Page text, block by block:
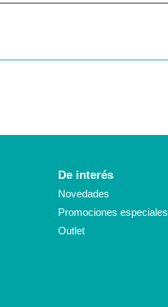
De interés
Novedades
Promociones especiales
Outlet